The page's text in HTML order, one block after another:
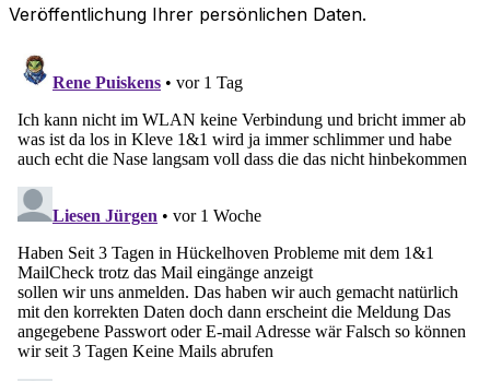
Veröffentlichung Ihrer persönlichen Daten.